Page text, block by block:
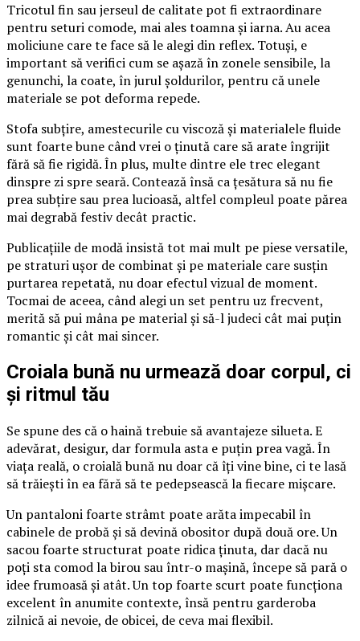
Tricotul fin sau jerseul de calitate pot fi extraordinare
pentru seturi comode, mai ales toamna și iarna. Au acea
moliciune care te face să le alegi din reflex. Totuși, e
important să verifici cum se așază în zonele sensibile, la
genunchi, la coate, în jurul șoldurilor, pentru că unele
materiale se pot deforma repede.
Stofa subțire, amestecurile cu viscoză și materialele fluide
sunt foarte bune când vrei o ținută care să arate îngrijit
fără să fie rigidă. În plus, multe dintre ele trec elegant
dinspre zi spre seară. Contează însă ca țesătura să nu fie
prea subțire sau prea lucioasă, altfel compleul poate părea
mai degrabă festiv decât practic.
Publicațiile de modă insistă tot mai mult pe piese versatile,
pe straturi ușor de combinat și pe materiale care susțin
purtarea repetată, nu doar efectul vizual de moment.
Tocmai de aceea, când alegi un set pentru uz frecvent,
merită să pui mâna pe material și să-l judeci cât mai puțin
romantic și cât mai sincer.
Croiala bună nu urmează doar corpul, ci
și ritmul tău
Se spune des că o haină trebuie să avantajeze silueta. E
adevărat, desigur, dar formula asta e puțin prea vagă. În
viața reală, o croială bună nu doar că îți vine bine, ci te lasă
să trăiești în ea fără să te pedepsească la fiecare mișcare.
Un pantaloni foarte strâmt poate arăta impecabil în
cabinele de probă și să devină obositor după două ore. Un
sacou foarte structurat poate ridica ținuta, dar dacă nu
poți sta comod la birou sau într-o mașină, începe să pară o
idee frumoasă și atât. Un top foarte scurt poate funcționa
excelent în anumite contexte, însă pentru garderoba
zilnică ai nevoie, de obicei, de ceva mai flexibil.